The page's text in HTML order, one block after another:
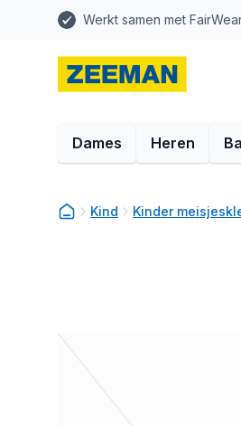
Werkt samen met
Dames Heren
Kind Kinder